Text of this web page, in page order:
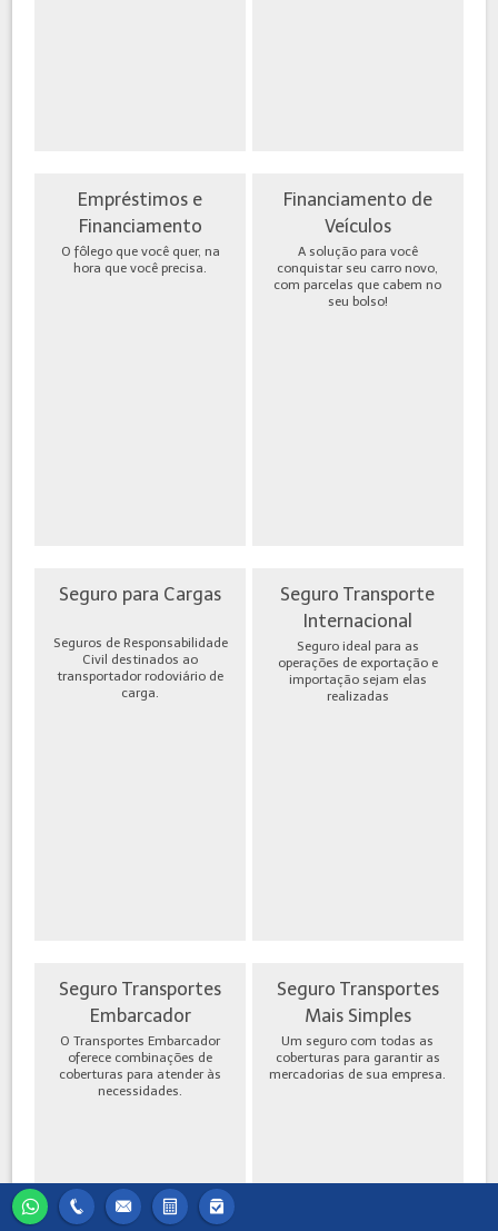
Empréstimos e
Financiamento
O fôlego que você quer, na
hora que você precisa.
Financiamento de
Veículos
A solução para você
conquistar seu carro novo,
com parcelas que cabem no
seu bolso!
Seguro para Cargas
Seguros de Responsabilidade
Civil destinados ao
transportador rodoviário de
carga.
Seguro Transporte
Internacional
Seguro ideal para as
operações de exportação e
importação sejam elas
realizadas
Seguro Transportes
Embarcador
O Transportes Embarcador
oferece combinações de
coberturas para atender às
necessidades.
Seguro Transportes
Mais Simples
Um seguro com todas as
coberturas para garantir as
mercadorias de sua empresa.